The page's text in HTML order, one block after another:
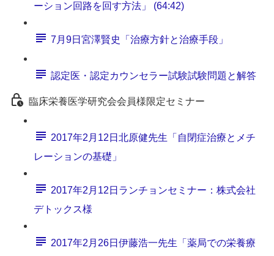
ーション回路を回す方法」 (64:42)
7月9日宮澤賢史「治療方針と治療手段」
認定医・認定カウンセラー試験試験問題と解答
臨床栄養医学研究会会員様限定セミナー
2017年2月12日北原健先生「自閉症治療とメチ
レーションの基礎」
2017年2月12日ランチョンセミナー：株式会社
デトックス様
2017年2月26日伊藤浩一先生「薬局での栄養療